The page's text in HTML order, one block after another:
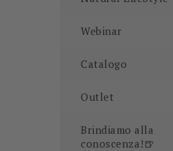
Webinar
Catalogo
Outlet
Brindiamo alla
conoscenza!🍺